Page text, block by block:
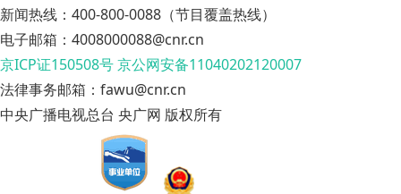
新闻热线：400-800-0088（节目覆盖热线）
电子邮箱：4008000088@cnr.cn
京ICP证150508号京公网安备11040202120007
法律事务邮箱：fawu@cnr.cn
中央广播电视总台 央广网 版权所有